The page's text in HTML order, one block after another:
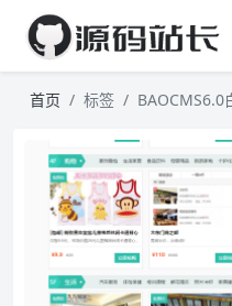
首页 标签 BAOCMS6.0